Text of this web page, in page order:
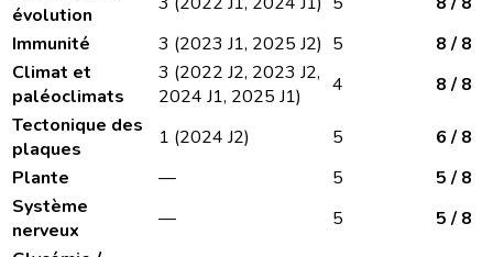
évolution
Immunité
3 (2023 J1, 2025 J2) 5
8 / 8
Climat et
paléoclimats
3 (2022 J2, 2023 J2,
2024 J1, 2025 J1)
4
8 / 8
Tectonique des
plaques
1 (2024 J2) 5
6 / 8
Plante
— 5
5 / 8
Système
nerveux
— 5
5 / 8